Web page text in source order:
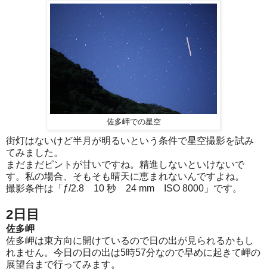
佐多岬での星空
街灯はないけど半月が明るいという条件で星空撮影を試み
てみました。
まだまだピントが甘いですね。精進しないといけないで
す。私の場合、そもそも晴天に恵まれないんですよね。
撮影条件は「ƒ/2.8 10 秒 24 mm ISO 8000」です。
2日目
佐多岬
佐多岬は東方向に開けているので日の出が見られるかもし
れません。今日の日の出は5時57分なので早めに起きて岬の
展望台まで行ってみます。